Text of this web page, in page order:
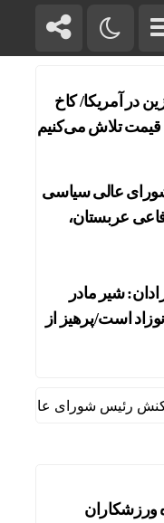
در آمریکا/ کاخ
تلاش می‌کنیم
عالی سیاسی
عربستان،
شیر مادر
است/پرهیز از
رئیس شورای عالی
ورزشکاران